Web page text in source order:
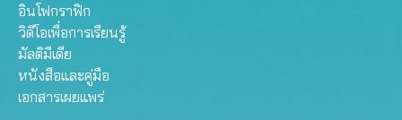
อินโฟกราฟิก
วิดีโอเพื่อการเรียนรู้
มัลติมีเดีย
หนังสือและคู่มือ
เอกสารเผยแพร่